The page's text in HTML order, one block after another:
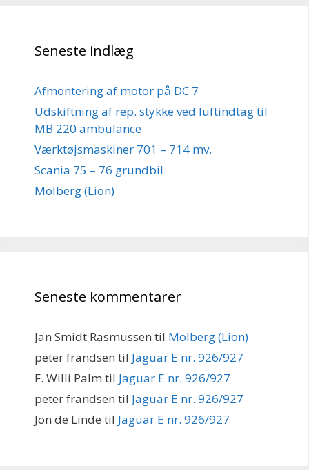
Seneste indlæg
Afmontering af motor på DC 7
Udskiftning af rep. stykke ved luftindtag til
MB 220 ambulance
Værktøjsmaskiner 701 – 714 mv.
Scania 75 – 76 grundbil
Molberg (Lion)
Seneste kommentarer
Jan Smidt Rasmussen til Molberg (Lion)
peter frandsen til Jaguar E nr. 926/927
F. Willi Palm til Jaguar E nr. 926/927
peter frandsen til Jaguar E nr. 926/927
Jon de Linde til Jaguar E nr. 926/927